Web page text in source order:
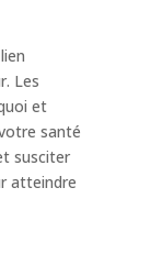
Les
et
santé
susciter
atteindre